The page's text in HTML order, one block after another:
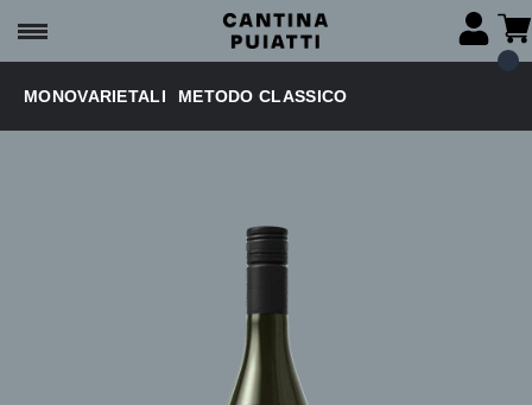
MONOVARIETALI METODO CLASSICO